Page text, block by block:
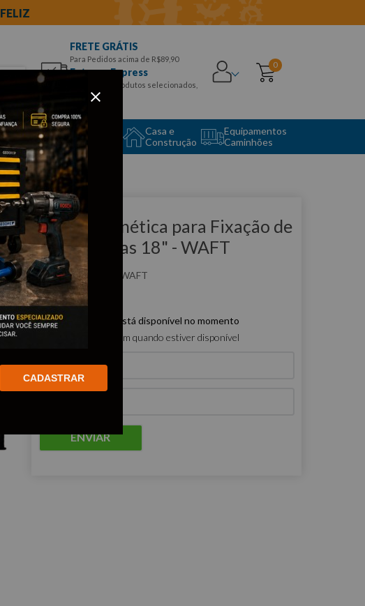
FRETE GRÁTIS
Para Pedidos acima de R$89,90
Entrega Express
para CEPS e produtos selecionados,
Aproveite!
0
Equipamento
Auto Center
Casa e
Construção
Equipamentos
Caminhões
Clique e veja!
Barra Magnética para Fixação de
Ferramentas 18" - WAFT
:F6228 WAFT
Este produto não está disponível no momento
Quero que me avisem quando estiver disponível
ENVIAR
CADASTRAR